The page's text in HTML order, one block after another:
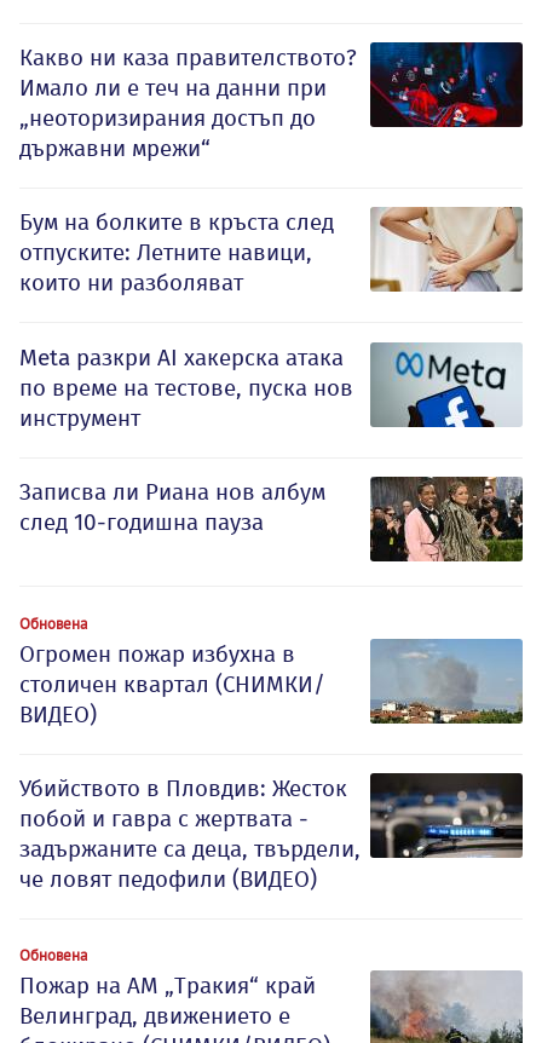
Какво ни каза правителството?
Имало ли е теч на данни при
„неоторизирания достъп до
държавни мрежи“
Бум на болките в кръста след
отпуските: Летните навици,
които ни разболяват
Meta разкри AI хакерска атака
по време на тестове, пуска нов
инструмент
Записва ли Риана нов албум
след 10-годишна пауза
Обновена
Огромен пожар избухна в
столичен квартал (СНИМКИ/
ВИДЕО)
Убийството в Пловдив: Жесток
побой и гавра с жертвата -
задържаните са деца, твърдели,
че ловят педофили (ВИДЕО)
Обновена
Пожар на АМ „Тракия“ край
Велинград, движението е